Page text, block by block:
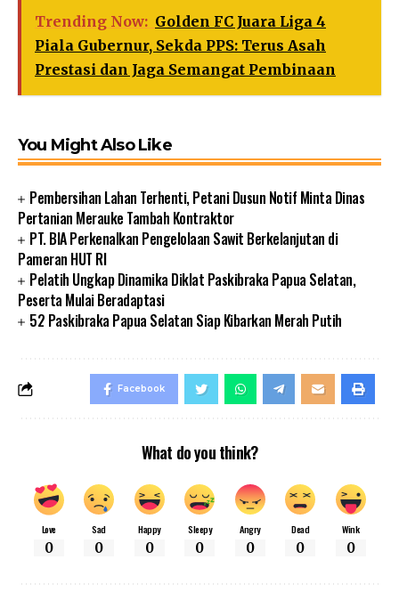
Trending Now: Golden FC Juara Liga 4
Piala Gubernur, Sekda PPS: Terus Asah
Prestasi dan Jaga Semangat Pembinaan
You Might Also Like
Pembersihan Lahan Terhenti, Petani Dusun Notif Minta Dinas
Pertanian Merauke Tambah Kontraktor
PT. BIA Perkenalkan Pengelolaan Sawit Berkelanjutan di
Pameran HUT RI
Pelatih Ungkap Dinamika Diklat Paskibraka Papua Selatan,
Peserta Mulai Beradaptasi
52 Paskibraka Papua Selatan Siap Kibarkan Merah Putih
Facebook
What do you think?
Love
0
Sad
0
Happy
0
Sleepy
0
Angry
0
Dead
0
Wink
0